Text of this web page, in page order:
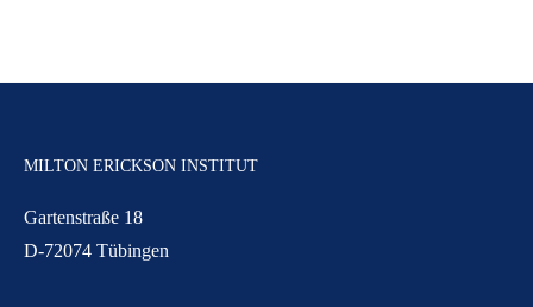
MILTON ERICKSON INSTITUT
Gartenstraße 18
D-72074 Tübingen